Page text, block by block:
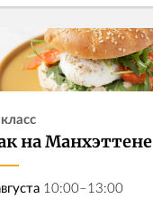
шанс попробовать
шефа и научиться
блюд...
Записаться
на Манхэттене
10:00–13:00